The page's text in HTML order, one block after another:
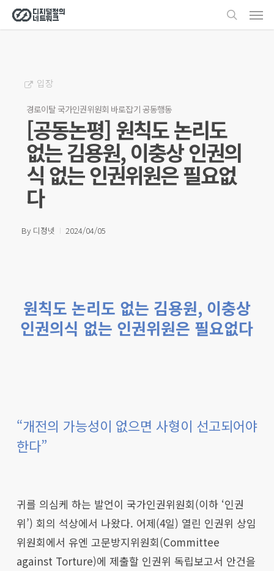
Skip
to
search
입장
경로이탈 국가인권위원회 바로잡기 공동행동
[공동논평] 원칙도 논리도
없는 김용원, 이충상 인권의
식 없는 인권위원은 필요없
다
By 디정넷 2024/04/05
원칙도 논리도 없는 김용원, 이충상
인권의식 없는 인권위원은 필요없다
“개전의 가능성이 없으면 사형이 선고되어야
한다”
귀를 의심케 하는 발언이 국가인권위원회(이하 ‘인권
위’) 회의 석상에서 나왔다. 어제(4일) 열린 인권위 상임
위원회에서 유엔 고문방지위원회(Committee
against Torture)에 제출할 인권위 독립보고서 안건을